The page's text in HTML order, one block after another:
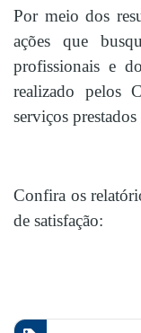
Por meio dos
ações que
profissionais e
realizado pelos
serviços
Confira os
de satisfação: